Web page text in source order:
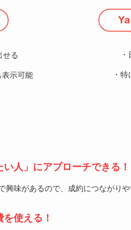
せる
表示可能
・
い人」にアプローチできる ！
興味があるので、成約につながりや
使える！